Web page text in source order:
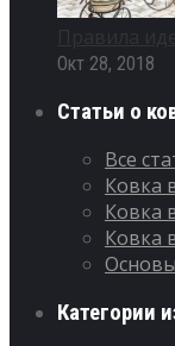
Окт 28, 2018
Статьи о
Все
Ковка
Ковка
Ковка
Категории